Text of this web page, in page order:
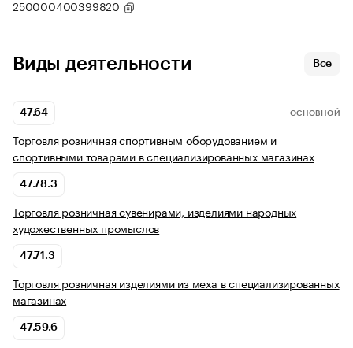
250000400399820
Виды деятельности Все
47.64 ОСНОВНОЙ
Торговля розничная спортивным оборудованием и
спортивными товарами в специализированных магазинах
47.78.3
Торговля розничная сувенирами, изделиями народных
художественных промыслов
47.71.3
Торговля розничная изделиями из меха в специализированных
магазинах
47.59.6